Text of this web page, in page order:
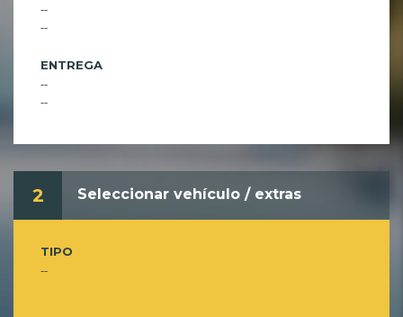
--
--
ENTREGA
--
--
2 Seleccionar vehículo / extras
TIPO
--